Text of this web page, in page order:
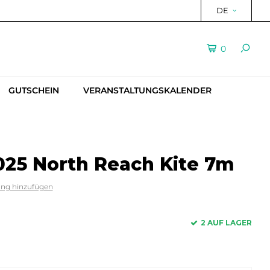
DE
0
GUTSCHEIN VERANSTALTUNGSKALENDER
North Reach Kite 7m
hinzufügen
2 AUF LAGER